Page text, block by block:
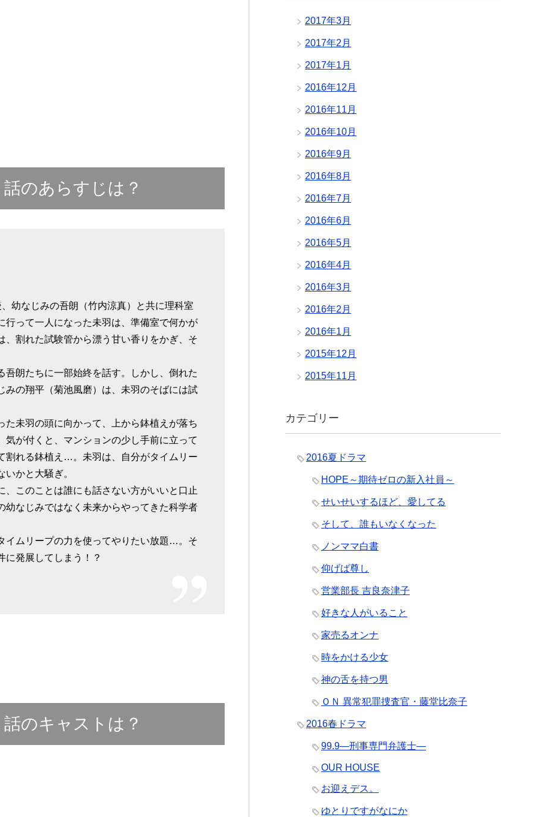
話のあらすじは？
幼なじみの吾朗（竹内涼真）と共に理科室
行って一人になった未羽は、準備室で何かが
割れた試験管から漂う甘い香りをかぎ、そ
朗たちに一部始終を話す。しかし、倒れた
みの翔平（菊池風磨）は、未羽のそばには試
た未羽の頭に向かって、上から鉢植えが落ち
が付くと、マンションの少し手前に立って
割れる鉢植え…。未羽は、自分がタイムリー
かと大騒ぎ。
、このことは誰にも話さない方がいいと口止
幼なじみではなく未来からやってきた科学者
イムリープの力を使ってやりたい放題…。そ
に発展してしまう！？
話のキャストは？
2017年3月
2017年2月
2017年1月
2016年12月
2016年11月
2016年10月
2016年9月
2016年8月
2016年7月
2016年6月
2016年5月
2016年4月
2016年3月
2016年2月
2016年1月
2015年12月
2015年11月
カテゴリー
2016夏ドラマ
HOPE～期待ゼロの新入社員～
せいせいするほど、愛してる
そして、誰もいなくなった
ノンママ白書
仰げば尊し
営業部長 吉良奈津子
好きな人がいること
家売るオンナ
時をかける少女
神の舌を持つ男
ＯＮ 異常犯罪捜査官・藤堂比奈子
2016春ドラマ
99.9―刑事専門弁護士―
OUR HOUSE
お迎えデス。
ゆとりですがなにか